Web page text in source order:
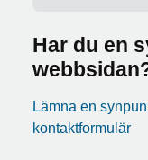
Har du en
Lämna en
kontaktformulär